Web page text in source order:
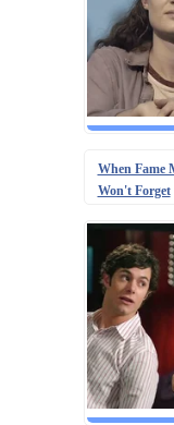
When Fame
Won't Forget